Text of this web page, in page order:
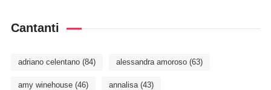
Cantanti
adriano celentano(84) alessandra amoroso(63)
amy winehouse(46) annalisa(43)